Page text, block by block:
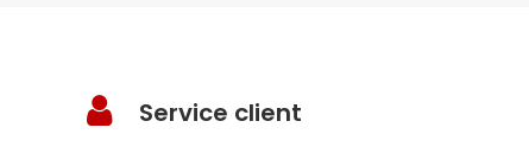
Service client